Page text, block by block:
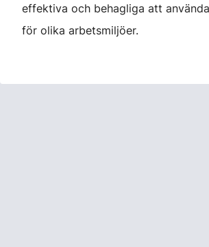
effektiva och behagliga att
för olika arbetsmiljöer.